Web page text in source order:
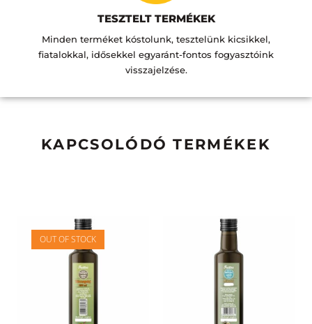
TESZTELT TERMÉKEK
Minden terméket kóstolunk, tesztelünk kicsikkel,
fiatalokkal, idősekkel egyaránt-fontos fogyasztóink
visszajelzése.
KAPCSOLÓDÓ TERMÉKEK
OUT OF STOCK